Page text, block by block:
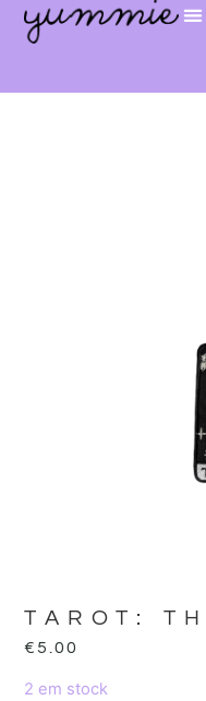
TAROT:
€5.00
2 em stock